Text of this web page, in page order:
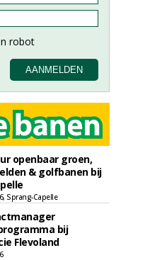
openbaar groen,
& golfbanen bij
Sprang-Capelle
bij
Flevoland